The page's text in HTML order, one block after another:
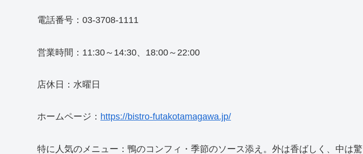
電話番号：03-3708-1111
営業時間：11:30～14:30、18:00～22:00
店休日：水曜日
ホームページ： https://bistro-futakotamagawa.jp/
特に人気のメニュー：鴨のコンフィ・季節のソース添え。外は香ばしく、中は